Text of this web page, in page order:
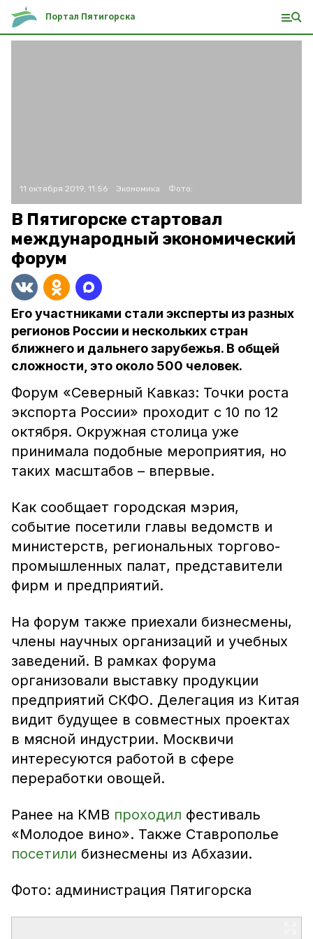
Портал Пятигорска
11 октября 2019, 11:56 Экономика Фото:
В Пятигорске стартовал
международный экономический
форум
Его участниками стали эксперты из разных
регионов России и нескольких стран
ближнего и дальнего зарубежья. В общей
сложности, это около 500 человек.
Форум «Северный Кавказ: Точки роста
экспорта России» проходит с 10 по 12
октября. Окружная столица уже
принимала подобные мероприятия, но
таких масштабов – впервые.
Как сообщает городская мэрия,
событие посетили главы ведомств и
министерств, региональных торгово-
промышленных палат, представители
фирм и предприятий.
На форум также приехали бизнесмены,
члены научных организаций и учебных
заведений. В рамках форума
организовали выставку продукции
предприятий СКФО. Делегация из Китая
видит будущее в совместных проектах
в мясной индустрии. Москвичи
интересуются работой в сфере
переработки овощей.
Ранее на КМВ проходил фестиваль
«Молодое вино». Также Ставрополье
посетили бизнесмены из Абхазии.
Фото: администрация Пятигорска